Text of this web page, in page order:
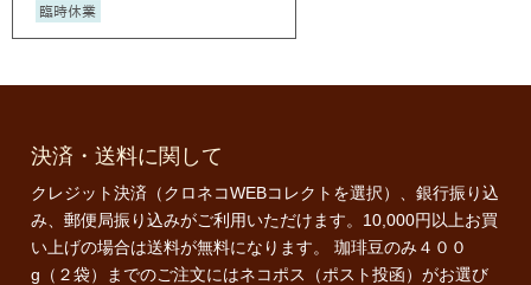
決済・送料に関して
クレジット決済（クロネコWEBコレクトを選択）、銀行振り込
み、郵便局振り込みがご利用いただけます。10,000円以上お買
い上げの場合は送料が無料になります。 珈琲豆のみ４００
g（２袋）までのご注文にはネコポス（ポスト投函）がお選び